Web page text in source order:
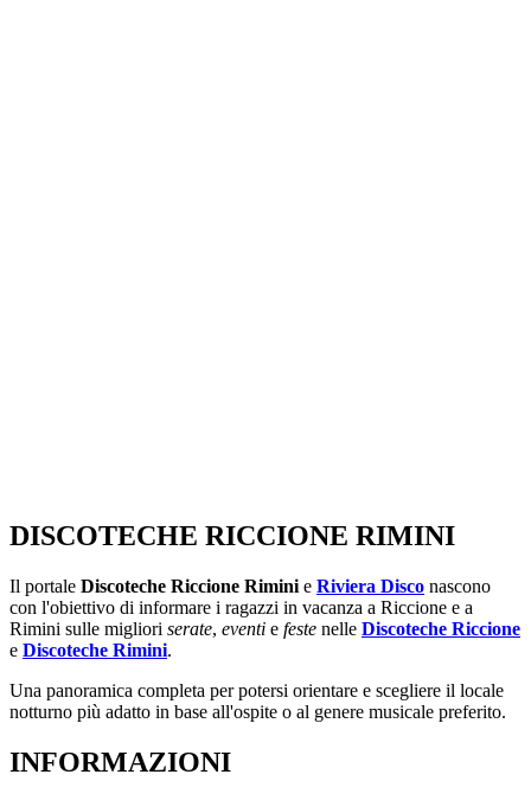
DISCOTECHE RICCIONE RIMINI
Il portale Discoteche Riccione Rimini e Riviera Disco nascono
con l'obiettivo di informare i ragazzi in vacanza a Riccione e a
Rimini sulle migliori serate, eventi e feste nelle Discoteche Riccione
e Discoteche Rimini.
Una panoramica completa per potersi orientare e scegliere il locale
notturno più adatto in base all'ospite o al genere musicale preferito.
INFORMAZIONI